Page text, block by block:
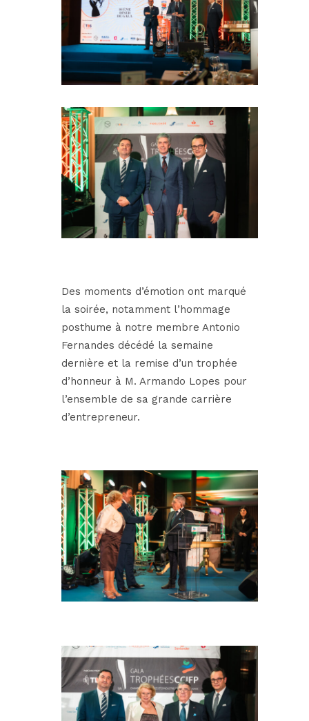
Des moments d’émotion ont marqué
la soirée, notamment l’hommage
posthume à notre membre Antonio
Fernandes décédé la semaine
dernière et la remise d’un trophée
d’honneur à M. Armando Lopes pour
l’ensemble de sa grande carrière
d’entrepreneur.